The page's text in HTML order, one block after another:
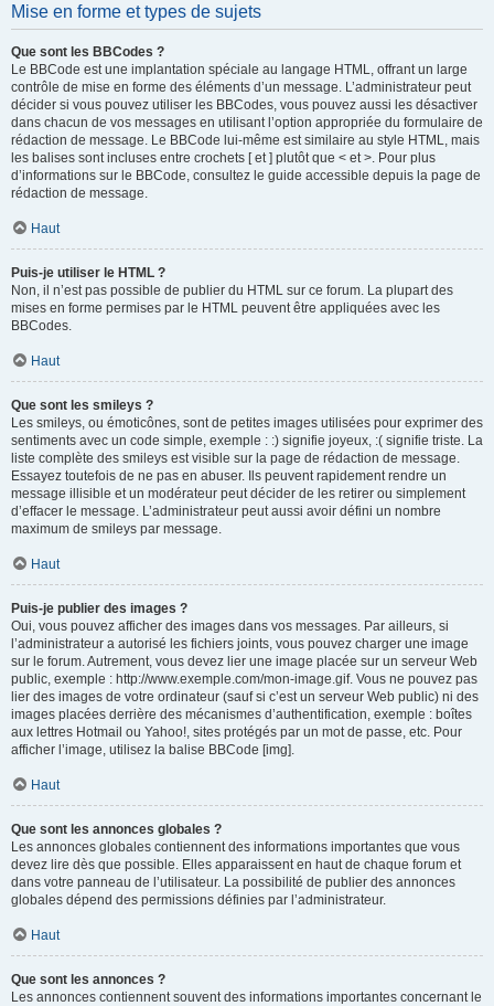
Mise en forme et types de sujets
Que sont les BBCodes ?
Le BBCode est une implantation spéciale au langage HTML, offrant un large
contrôle de mise en forme des éléments d’un message. L’administrateur peut
décider si vous pouvez utiliser les BBCodes, vous pouvez aussi les désactiver
dans chacun de vos messages en utilisant l’option appropriée du formulaire de
rédaction de message. Le BBCode lui-même est similaire au style HTML, mais
les balises sont incluses entre crochets [ et ] plutôt que < et >. Pour plus
d’informations sur le BBCode, consultez le guide accessible depuis la page de
rédaction de message.
Haut
Puis-je utiliser le HTML ?
Non, il n’est pas possible de publier du HTML sur ce forum. La plupart des
mises en forme permises par le HTML peuvent être appliquées avec les
BBCodes.
Haut
Que sont les smileys ?
Les smileys, ou émoticônes, sont de petites images utilisées pour exprimer des
sentiments avec un code simple, exemple : :) signifie joyeux, :( signifie triste. La
liste complète des smileys est visible sur la page de rédaction de message.
Essayez toutefois de ne pas en abuser. Ils peuvent rapidement rendre un
message illisible et un modérateur peut décider de les retirer ou simplement
d’effacer le message. L’administrateur peut aussi avoir défini un nombre
maximum de smileys par message.
Haut
Puis-je publier des images ?
Oui, vous pouvez afficher des images dans vos messages. Par ailleurs, si
l’administrateur a autorisé les fichiers joints, vous pouvez charger une image
sur le forum. Autrement, vous devez lier une image placée sur un serveur Web
public, exemple : http://www.exemple.com/mon-image.gif. Vous ne pouvez pas
lier des images de votre ordinateur (sauf si c’est un serveur Web public) ni des
images placées derrière des mécanismes d’authentification, exemple : boîtes
aux lettres Hotmail ou Yahoo!, sites protégés par un mot de passe, etc. Pour
afficher l’image, utilisez la balise BBCode [img].
Haut
Que sont les annonces globales ?
Les annonces globales contiennent des informations importantes que vous
devez lire dès que possible. Elles apparaissent en haut de chaque forum et
dans votre panneau de l’utilisateur. La possibilité de publier des annonces
globales dépend des permissions définies par l’administrateur.
Haut
Que sont les annonces ?
Les annonces contiennent souvent des informations importantes concernant le